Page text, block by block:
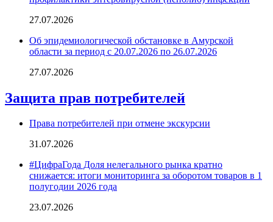
27.07.2026
Об эпидемиологической обстановке в Амурской
области за период с 20.07.2026 по 26.07.2026
27.07.2026
Защита прав потребителей
Права потребителей при отмене экскурсии
31.07.2026
#ЦифраГода Доля нелегального рынка кратно
снижается: итоги мониторинга за оборотом товаров в 1
полугодии 2026 года
23.07.2026